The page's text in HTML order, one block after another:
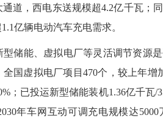
道，西电东送规模超4.2亿千瓦；
亿辆电动汽车充电需求。
能、虚拟电厂等灵活调节资源是
国虚拟电厂项目470个，较上年增
；已投运新型储能装机1.36亿千瓦/
年车网互动可调充电规模达